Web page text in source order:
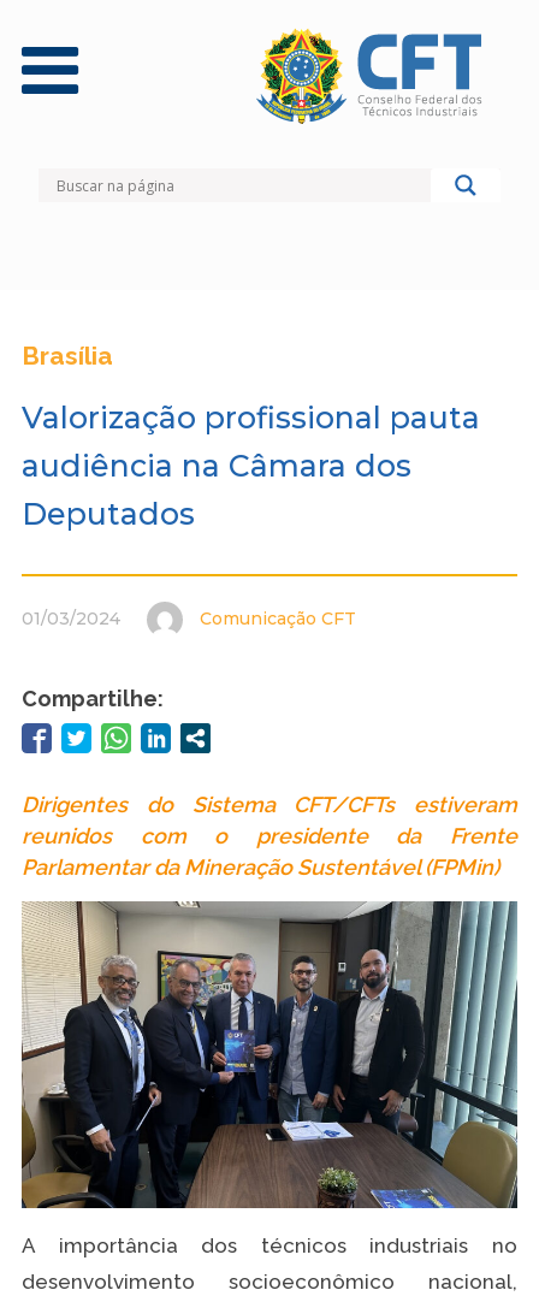
Brasília
Valorização profissional pauta
audiência na Câmara dos
Deputados
01/03/2024 Comunicação CFT
Compartilhe:
Dirigentes do Sistema CFT/CFTs estiveram
reunidos com o presidente da Frente
Parlamentar da Mineração Sustentável (FPMin)
A importância dos técnicos industriais no
desenvolvimento socioeconômico nacional,